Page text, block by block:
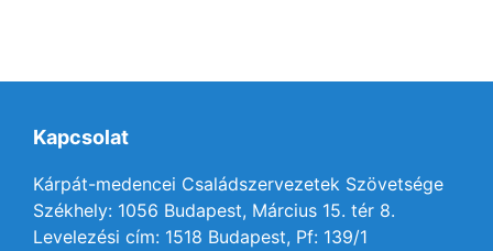
Kapcsolat
Kárpát-medencei Családszervezetek Szövetsége
Székhely: 1056 Budapest, Március 15. tér 8.
Levelezési cím: 1518 Budapest, Pf: 139/1